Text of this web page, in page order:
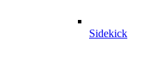
Sidekick